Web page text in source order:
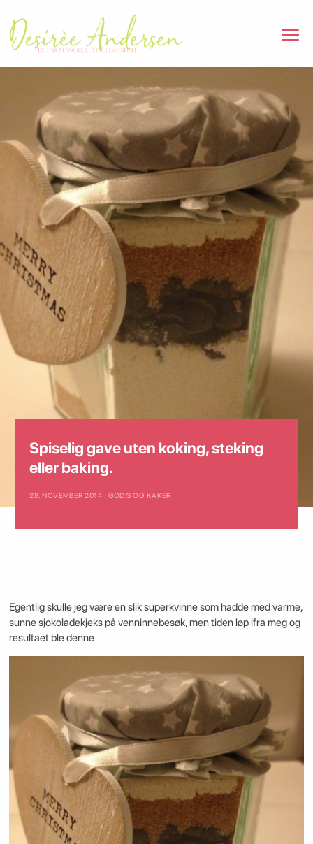
Spiselig gave uten koking, steking
eller baking.
28. NOVEMBER 2014 | GODIS OG KAKER
Egentlig skulle jeg være en slik superkvinne som hadde med varme,
sunne sjokoladekjeks på venninnebesøk, men tiden løp ifra meg og
resultaet ble denne